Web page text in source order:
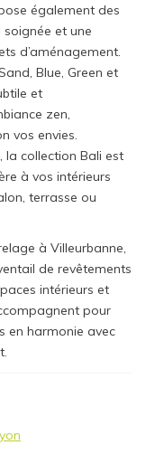
également des
et une
d’aménagement.
Blue, Green et
et
zen,
vos envies.
la collection Bali est
à vos intérieurs
terrasse ou
à Villeurbanne,
de revêtements
intérieurs et
pour
en harmonie avec